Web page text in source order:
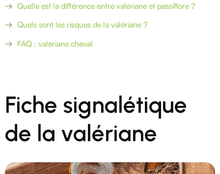
Quelle est la différence entre valériane et passiflore ?
Quels sont les risques de la valériane ?
FAQ : valériane cheval
Fiche signalétique
de la valériane